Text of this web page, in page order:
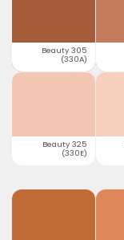
Beauty 305
(330A)
Beauty 325
(330E)